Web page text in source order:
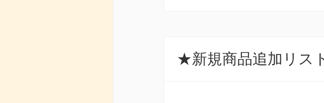
★新規商品追加リス